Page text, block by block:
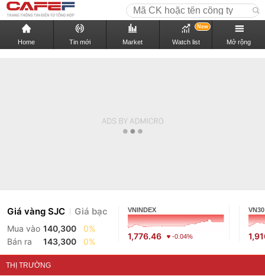
Home Tin mới Market Watch list
New
Mở rộng
Giá vàng SJC Giá bạc
Mua vào 140,300
0%
Bán ra
143,300 0%
VNINDEX
1,776.46 -0.04%
VN30
THỊ TRƯỜNG